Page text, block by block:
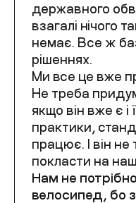
державного
взагалі нічого
немає. Все ж
рішеннях.
Ми все це вже
Не треба
якщо він вже є і
практики,
працює. І він
покласти на
Нам не
велосипед, бо